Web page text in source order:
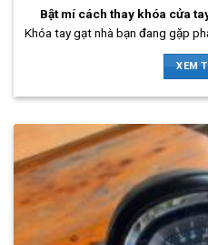
Bật mí cách thay khóa cửa
Khóa tay gạt nhà bạn đang gặp
XEM